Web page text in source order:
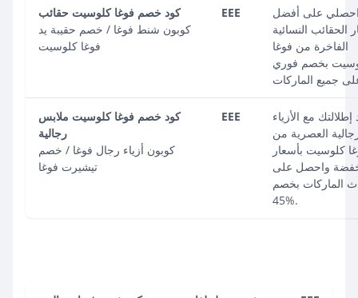
كود خصم فوغا كلوسيت حقائب
كوبون شنط فوغا / خصم حقيبة يد
فوغا كلوسيت
EEE
على أفضل
الحقائب النسائية
الفاخرة من فوغا
بخصم فوري
كود خصم فوغا كلوسيت ملابس
رجالية
كوبون أزياء رجال فوغا / خصم
تيشيرت فوغا
EEE
مع الأزياء
العصرية من
كلوسيت بأسعار
واحصل على
الماركات بخصم
45%.